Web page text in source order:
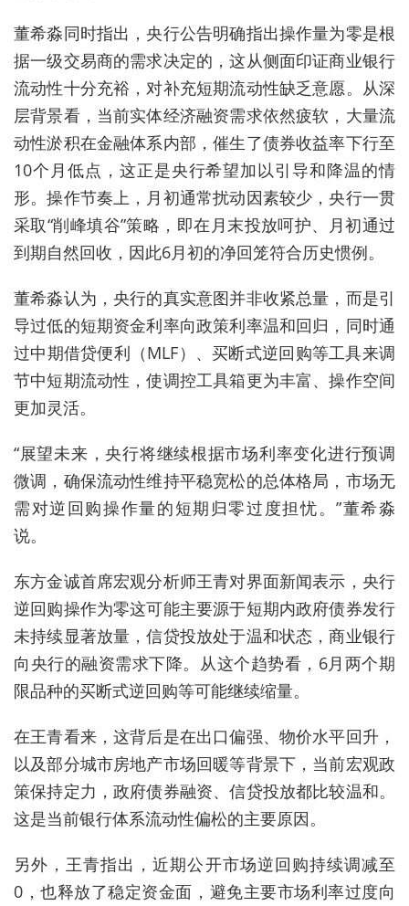
董希淼同时指出，央行公告明确指出操作量为零是根
据一级交易商的需求决定的，这从侧面印证商业银行
流动性十分充裕，对补充短期流动性缺乏意愿。从深
层背景看，当前实体经济融资需求依然疲软，大量流
动性淤积在金融体系内部，催生了债券收益率下行至
10个月低点，这正是央行希望加以引导和降温的情
形。操作节奏上，月初通常扰动因素较少，央行一贯
采取“削峰填谷”策略，即在月末投放呵护、月初通过
到期自然回收，因此6月初的净回笼符合历史惯例。
董希淼认为，央行的真实意图并非收紧总量，而是引
导过低的短期资金利率向政策利率温和回归，同时通
过中期借贷便利（MLF）、买断式逆回购等工具来调
节中短期流动性，使调控工具箱更为丰富、操作空间
更加灵活。
“展望未来，央行将继续根据市场利率变化进行预调
微调，确保流动性维持平稳宽松的总体格局，市场无
需对逆回购操作量的短期归零过度担忧。”董希淼
说。
东方金诚首席宏观分析师王青对界面新闻表示， 央行
逆回购操作为零这可能主要源于短期内政府债券发行
未持续显著放量，信贷投放处于温和状态，商业银行
向央行的融资需求下降。从这个趋势看，6月两个期
限品种的买断式逆回购等可能继续缩量。
在王青看来，这背后是在出口偏强、物价水平回升，
以及部分城市房地产市场回暖等背景下，当前宏观政
策保持定力，政府债券融资、信贷投放都比较温和。
这是当前银行体系流动性偏松的主要原因。
另外，王青指出，近期公开市场逆回购持续调减至
0，也释放了稳定资金面，避免主要市场利率过度向